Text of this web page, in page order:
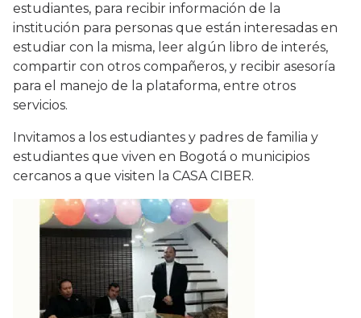
estudiantes, para recibir información de la
institución para personas que están interesadas en
estudiar con la misma, leer algún libro de interés,
compartir con otros compañeros, y recibir asesoría
para el manejo de la plataforma, entre otros
servicios.
Invitamos a los estudiantes y padres de familia y
estudiantes que viven en Bogotá o municipios
cercanos a que visiten la CASA CIBER.